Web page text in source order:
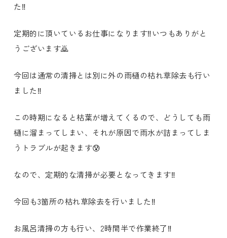
た‼️
定期的に頂いているお仕事になります‼️いつもありがと
うございます🙇
今回は通常の清掃とは別に外の雨樋の枯れ草除去も行い
ました‼️
この時期になると枯葉が増えてくるので、どうしても雨
樋に溜まってしまい、それが原因で雨水が詰まってしま
うトラブルが起きます😰
なので、定期的な清掃が必要となってきます‼️
今回も3箇所の枯れ草除去を行いました‼️
お風呂清掃の方も行い、2時間半で作業終了‼️